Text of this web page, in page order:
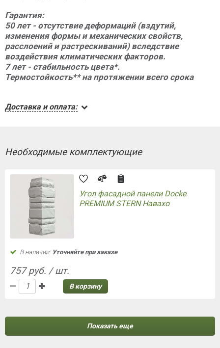
Гарантия:
50 лет - отсутствие деформаций (вздутий,
изменения формы и механических свойств,
расслоений и растрескиваний) вследствие
воздействия климатических факторов.
7 лет - стабильность цвета*.
Термостойкость** на протяжении всего срока
Доставка и оплата:
Необходимые комплектующие
Угол фасадной панели Docke
PREMIUM STERN Навахо
В наличии: Уточняйте при заказе
757 руб. / шт.
В корзину
Показать еще